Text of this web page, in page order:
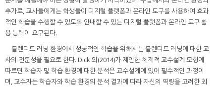
추가로, 교사들에게는 학생들이 디지털 플랫폼과 온라인 도구를 사용하여 효과
적인 학습을 수행할 수 있도록 안내할 수 있는 디지털 플랫폼과 온라인 도구 활
용 능력이 요구된다.
블렌디드 러닝 환경에서 성공적인 학습을 위해서는 블렌디드 러닝에 대한 교
사의 전문성을 필요로 한다. Dick 외(2014)가 제안한 체제적 교수설계 모형에
따르면 학습자 및 학습 환경에 대한 분석은 교수설계에 있어 필수적인 과정이
며, 교수자는 학습자와 학습 환경의 분석 결과에 따라 자신의 역량을 고려한 최